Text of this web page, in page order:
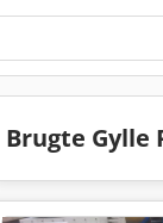
Brugte Gylle